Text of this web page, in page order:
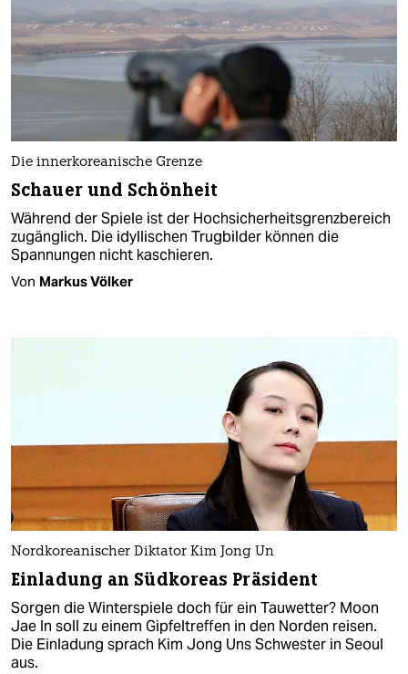
Die innerkoreanische Grenze
Schauer und Schönheit
Während der Spiele ist der Hochsicherheitsgrenzbereich
zugänglich. Die idyllischen Trugbilder können die
Spannungen nicht kaschieren.
Von Markus Völker
Nordkoreanischer Diktator Kim Jong Un
Einladung an Südkoreas Präsident
Sorgen die Winterspiele doch für ein Tauwetter? Moon
Jae In soll zu einem Gipfeltreffen in den Norden reisen.
Die Einladung sprach Kim Jong Uns Schwester in Seoul
aus.